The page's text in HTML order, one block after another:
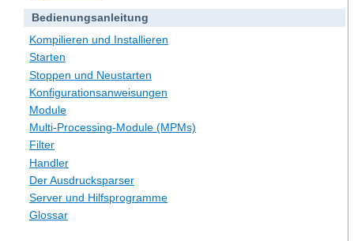
Bedienungsanleitung
Kompilieren und Installieren
Starten
Stoppen und Neustarten
Konfigurationsanweisungen
Module
Multi-Processing-Module (MPMs)
Filter
Handler
Der Ausdrucksparser
Server und Hilfsprogramme
Glossar